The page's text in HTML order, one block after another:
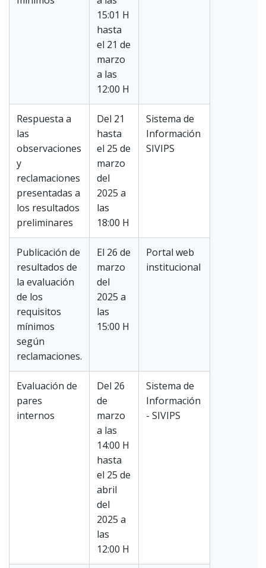
15:01 H
hasta
el 21 de
marzo
a las
12:00 H
Respuesta a
las
observaciones
y
reclamaciones
presentadas a
los resultados
preliminares
Del 21
hasta
el 25 de
marzo
del
2025 a
las
18:00 H
Sistema de
Información
SIVIPS
Publicación de
resultados de
la evaluación
de los
requisitos
mínimos
según
reclamaciones.
El 26 de
marzo
del
2025 a
las
15:00 H
Portal web
institucional
Evaluación de
pares
internos
Del 26
de
marzo
a las
14:00 H
hasta
el 25 de
abril
del
2025 a
las
12:00 H
Sistema de
Información
- SIVIPS